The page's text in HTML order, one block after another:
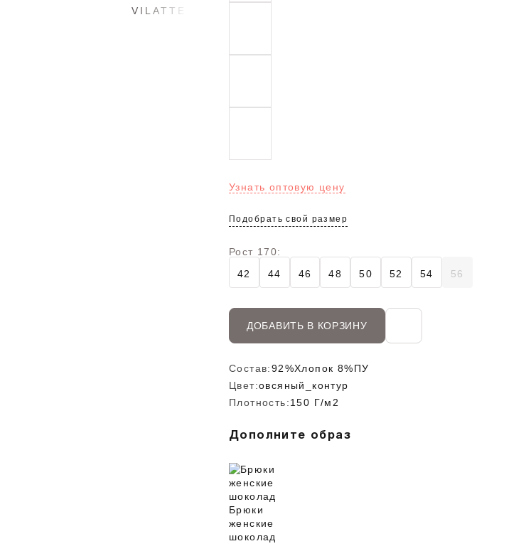
Узнать оптовую цену
Подобрать свой размер
Рост 170:
42
44 46 48 50 52 54 56
ДОБАВИТЬ В КОРЗИНУ
Состав:92%Хлопок 8%ПУ
Цвет:овсяный_контур
Плотность:150 Г/м2
Дополните образ
Брюки
женские
шоколад